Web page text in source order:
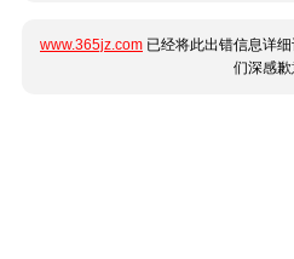
www.365jz.com 已经将此出错信息详
们深感歉